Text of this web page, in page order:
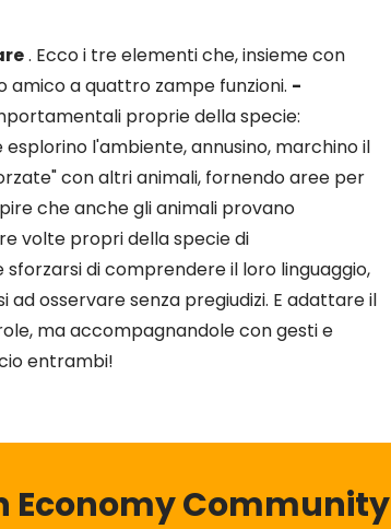
. Ecco i tre elementi che, insieme con
a quattro zampe funzioni. -
proprie della specie:
l'ambiente, annusino, marchino il
con altri animali, fornendo aree per
che anche gli animali provano
volte propri della specie di
di comprendere il loro linguaggio,
osservare senza pregiudizi. E adattare il
ma accompagnandole con gesti e
entrambi!
Economy Community